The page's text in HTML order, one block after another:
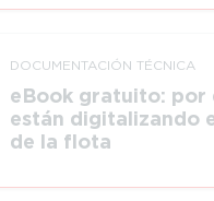
DOCUMEN­TACIÓN TÉCNICA
eBook gratuito: por
están digita­li­zando
de la flota